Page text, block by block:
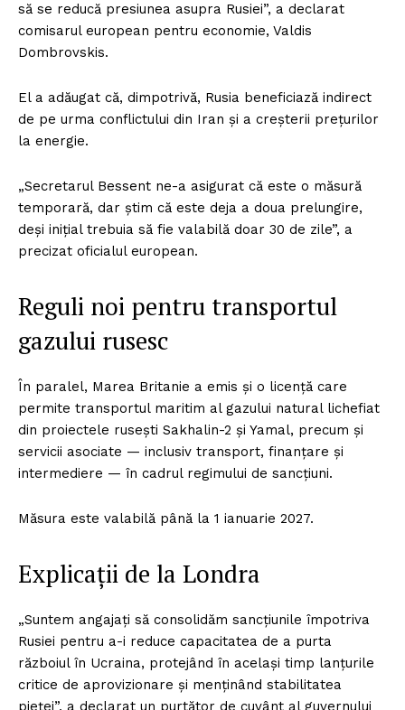
să se reducă presiunea asupra Rusiei”, a declarat
comisarul european pentru economie, Valdis
Dombrovskis.
El a adăugat că, dimpotrivă, Rusia beneficiază indirect
de pe urma conflictului din Iran și a creșterii prețurilor
la energie.
„Secretarul Bessent ne-a asigurat că este o măsură
temporară, dar știm că este deja a doua prelungire,
deși inițial trebuia să fie valabilă doar 30 de zile”, a
precizat oficialul european.
Reguli noi pentru transportul
gazului rusesc
În paralel, Marea Britanie a emis și o licență care
permite transportul maritim al gazului natural lichefiat
din proiectele rusești Sakhalin-2 și Yamal, precum și
servicii asociate — inclusiv transport, finanțare și
intermediere — în cadrul regimului de sancțiuni.
Măsura este valabilă până la 1 ianuarie 2027.
Explicații de la Londra
„Suntem angajați să consolidăm sancțiunile împotriva
Rusiei pentru a-i reduce capacitatea de a purta
războiul în Ucraina, protejând în același timp lanțurile
critice de aprovizionare și menținând stabilitatea